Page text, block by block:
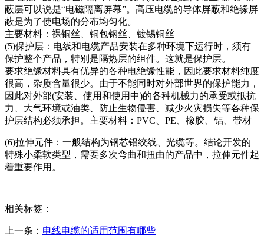
蔽层可以说是“电磁隔离屏幕”。高压电缆的导体屏蔽和绝缘屏
蔽是为了使电场的分布均匀化。
主要材料：裸铜丝、铜包钢丝、镀锡铜丝
(5)保护层：电线和电缆产品安装在多种环境下运行时，须有
保护整个产品，特别是隔热层的组件。这就是保护层。
要求绝缘材料具有优异的各种电绝缘性能，因此要求材料纯度
很高，杂质含量很少。由于不能同时对外部世界的保护能力，
因此对外部(安装、使用和使用中)的各种机械力的承受或抵抗
力、大气环境或油类、防止生物侵害、减少火灾损失等各种保
护层结构必须承担。主要材料：PVC、PE、橡胶、铝、带材
(6)拉伸元件：一般结构为钢芯铝绞线、光缆等。结论开发的
特殊小柔软类型，需要多次弯曲和扭曲的产品中，拉伸元件起
着重要作用。
相关标签：
上一条： 电线电缆的适用范围有哪些